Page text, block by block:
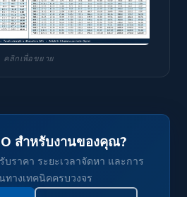
คลิกเพื่อขยาย
สำหรับงานของคุณ?
บราคา ระยะเวลาจัดหา และการ
างเทคนิคครบวงจร